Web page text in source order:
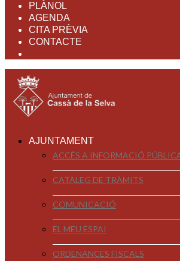
PLÀNOL
AGENDA
CITA PRÈVIA
CONTACTE
AJUNTAMENT
ACCÉS A INFORMACIÓ
CATÀLEG DE TRÀMITS
COMUNICACIÓ
EL MEU ESPAI
ORDENANCES FISCALS